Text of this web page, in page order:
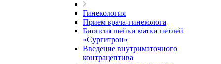
Гинекология
Прием врача-гинеколога
Биопсия шейки матки петлей
«Сургитрон»
Введение внутриматочного
контрацептива